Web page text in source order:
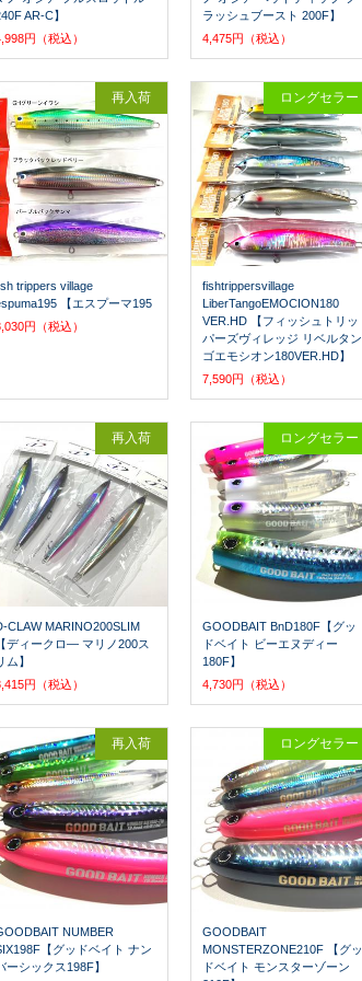
AR-C】
円（税込）
ラッシュブースト 200F】
4,475円（税込）
trippers village
【エスプーマ195
円（税込）
再入荷
fishtrippersvillage
LiberTangoEMOCION180
VER.HD 【フィッシュトリッ
パーズヴィレッジ リベルタン
ゴエモシオン180VER.HD】
7,590円（税込）
ロングセラー
CLAW MARINO200SLIM
ディークロ― マリノ200ス
ム】
円（税込）
再入荷
GOODBAIT BnD180F【グッ
ドベイト ビーエヌディー
180F】
4,730円（税込）
ロングセラー
NUMBER
【グッドベイト ナン
ーシックス198F】
再入荷
GOODBAIT
MONSTERZONE210F 【グッ
ドベイト モンスターゾーン
ロングセラー